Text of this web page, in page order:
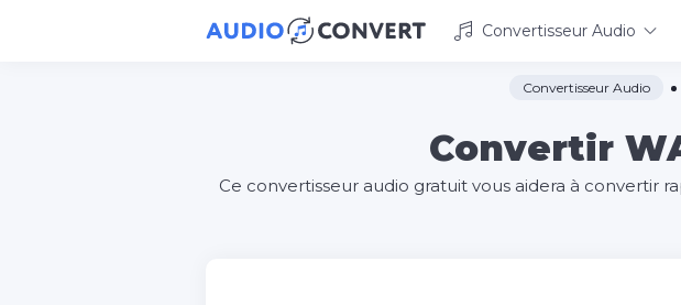
Convertisseur Audio
Convertisseur Audio
Convertir
Ce convertisseur audio gratuit vous aidera à convertir